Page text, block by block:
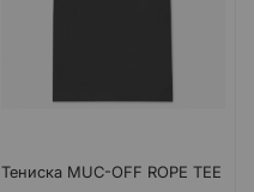
Тениска MUC-OFF ROPE TEE